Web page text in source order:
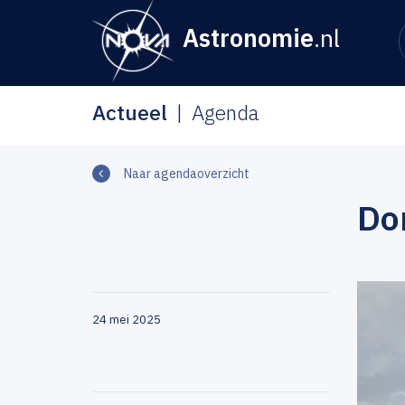
Astronomie.nl
Actueel Agenda
Naar agendaoverzicht
24 mei 2025